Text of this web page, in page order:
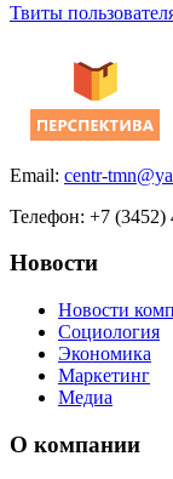
Твиты
Email: centr-
Телефон: +7 (3452)
Новости
Новости
Социология
Экономика
Маркетинг
Медиа
О компании